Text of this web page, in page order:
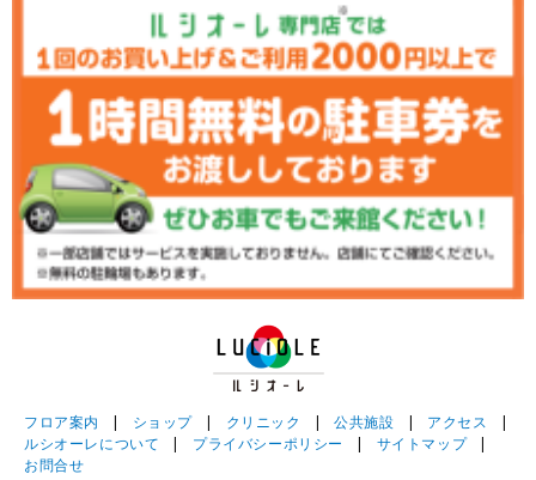
フロア案内 | ショップ | クリニック | 公共施設 | アクセス
|
ルシオーレについて
| プライバシーポリシー | サイトマップ
|
お問合せ